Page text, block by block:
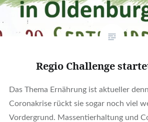
Regio Challenge
Das Thema Ernährung ist aktueller
Coronakrise rückt sie sogar noch viel
Vordergrund. Massentierhaltung und